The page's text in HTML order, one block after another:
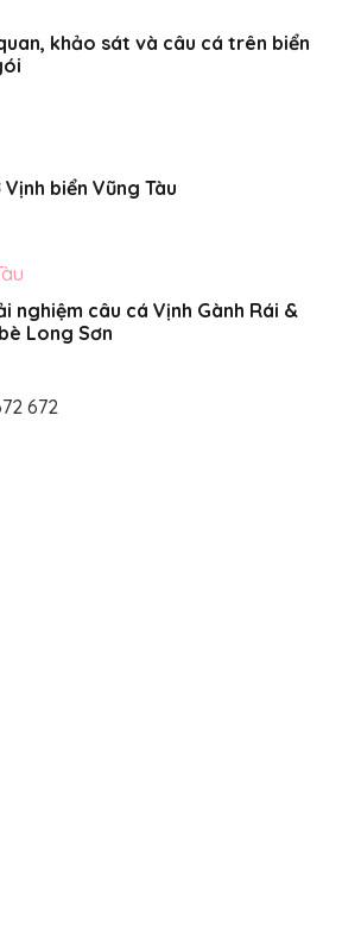
khảo sát và câu cá trên biển
biển Vũng Tàu
nghiệm câu cá Vịnh Gành Rái &
Long Sơn
672